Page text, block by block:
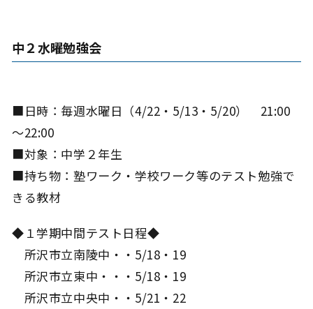
中２水曜勉強会
■日時：毎週水曜日（4/22・5/13・5/20） 21:00
～22:00
■対象：中学２年生
■持ち物：塾ワーク・学校ワーク等のテスト勉強で
きる教材
◆１学期中間テスト日程◆
所沢市立南陵中・・5/18・19
所沢市立東中・・・5/18・19
所沢市立中央中・・5/21・22